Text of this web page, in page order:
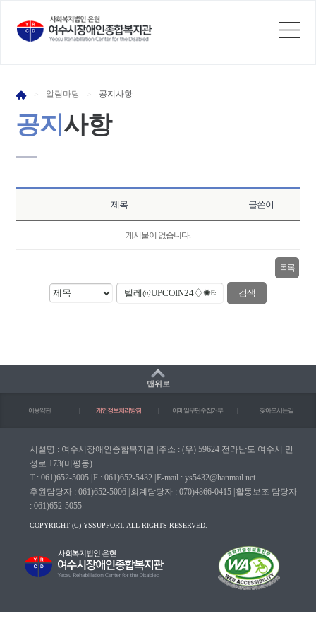
> 알림 마당 > 공지사항
공지 사항
제목 글쓴이
게시물이 없습니다.
목록
검색
맨위로
이용약관 개인정보처리방침 이메일무단수집거부 찾아오시는길
시설명 : 여수시장애인종합복지관 주소 : (우) 59624 전라남도 여수시 만
성로 173(미평동)
T : 061)652-5005 F : 061)652-5432 E-mail : ys5432@hanmail.net
후원담당자 : 061)652-5006 회계담당자 : 070)4866-0415 활동보조 담당자
: 061)652-5055
COPYRIGHT (C) YSSUPPORT. ALL RIGHTS RESERVED.
크(WA인증마크)